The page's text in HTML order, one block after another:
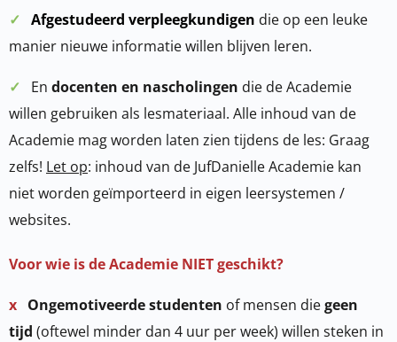
✓ Afgestudeerd verpleegkundigen die op een leuke
manier nieuwe informatie willen blijven leren.
✓ En docenten en nascholingen die de Academie
willen gebruiken als lesmateriaal. Alle inhoud van de
Academie mag worden laten zien tijdens de les: Graag
zelfs! Let op: inhoud van de JufDanielle Academie kan
niet worden geïmporteerd in eigen leersystemen /
websites.
Voor wie is de Academie NIET geschikt?
x Ongemotiveerde studenten of mensen diegeen
tijd (oftewel minder dan 4 uur per week) willen steken in